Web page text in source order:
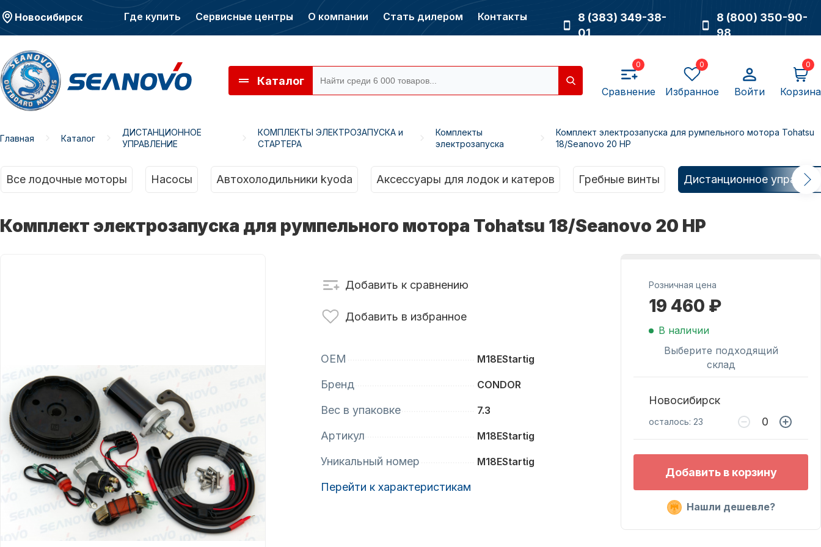
Новосибирск Где купить Сервисные центры О компании Стать дилером Контакты
8 (383) 349-38-
01
8 (800) 350-90-
98
Каталог
0
Сравнение
0
Избранное Войти
0
Корзина
Запчасти для ПЛМ
Масла для лодочных
моторов
Автохолодильник
KYODA
Дистанционное
управление
Аксессуары для
для лодочных
моторов
Главная Каталог
ДИСТАНЦИОННОЕ
УПРАВЛЕНИЕ
КОМПЛЕКТЫ ЭЛЕКТРОЗАПУСКА и
СТАРТЕРА
Комплекты
электрозапуска
Комплект электрозапуска для румпельного мотора Tohatsu
18/Seanovo 20 HP
Все лодочные моторы Насосы Автохолодильники kyoda Аксессуары для лодок и катеров Гребные винты Дистанционное
Комплект электрозапуска для румпельного мотора Tohatsu 18/Seanovo 20 HP
Добавить к сравнению
Добавить в избранное
OEM M18EStartig
Бренд CONDOR
Вес в упаковке 7.3
Артикул M18EStartig
Уникальный номер M18EStartig
Перейти к характеристикам
Розничная цена
19 460 ₽
В наличии
Выберите подходящий
склад
Новосибирск
осталось: 23
Добавить в корзину
Нашли дешевле?